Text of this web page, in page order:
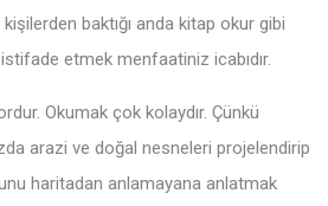
baktığı anda kitap okur gibi
etmek menfaatiniz icabıdır.
Okumak çok kolaydır. Çünkü
arazi ve doğal nesneleri projelendirip
haritadan anlamayana anlatmak